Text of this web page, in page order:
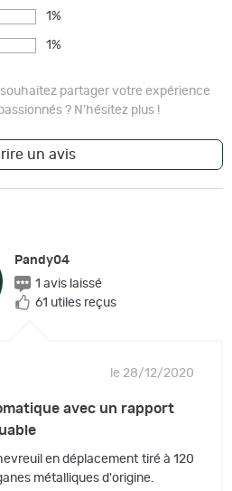
1%
1%
partager votre expérience
? N'hésitez plus !
un avis
Pandy04
1 avis laissé
61 utiles reçus
le 28/12/2020
avec un rapport
en déplacement tiré à 120
métalliques d'origine.